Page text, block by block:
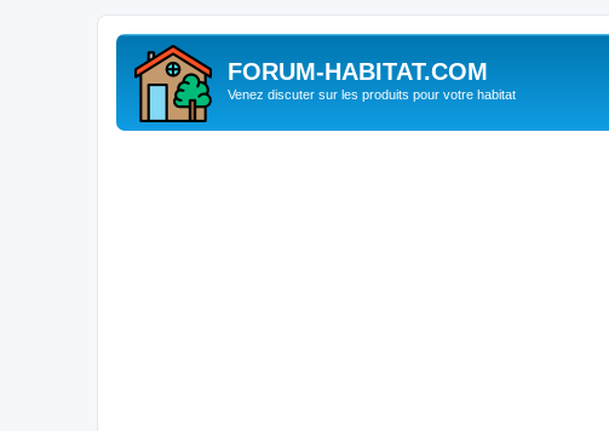
FORUM-HABITAT.COM
Venez discuter sur les produits pour votre habitat